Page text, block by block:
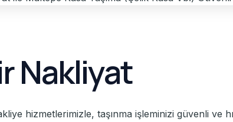
Nakliyat
hizmetlerimizle, taşınma işleminizi güvenli ve